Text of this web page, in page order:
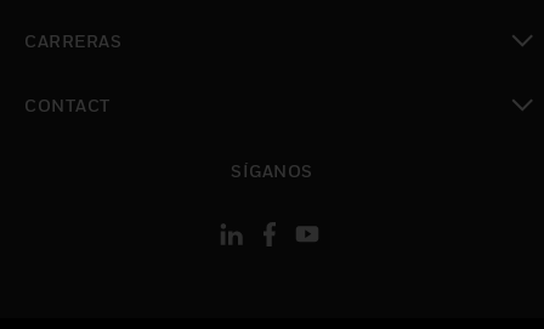
CARRERAS
CONTACT
SÍGANOS